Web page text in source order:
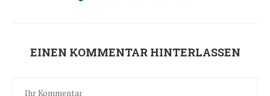
EINEN KOMMENTAR HINTERLASSEN